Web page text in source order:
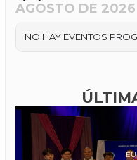
AGOSTO DE 2026
NO HAY EVENTOS